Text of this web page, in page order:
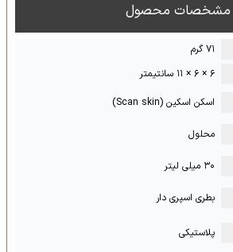
مشخصات محصول
۷۱ گرم
۶ × ۶ × ۱۱ سانتیمتر
اسکن اسکین (Scan skin)
محلول
۳۰ میلی لیتر
بطری اسپری دار
پلاستیکی